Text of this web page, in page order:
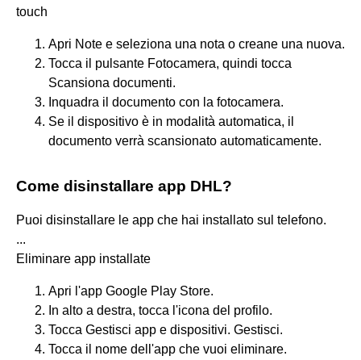
touch
Apri Note e seleziona una nota o creane una nuova.
Tocca il pulsante Fotocamera, quindi tocca
Scansiona documenti.
Inquadra il documento con la fotocamera.
Se il dispositivo è in modalità automatica, il
documento verrà scansionato automaticamente.
Come disinstallare app DHL?
Puoi disinstallare le app che hai installato sul telefono.
...
Eliminare app installate
Apri l'app Google Play Store.
In alto a destra, tocca l'icona del profilo.
Tocca Gestisci app e dispositivi. Gestisci.
Tocca il nome dell'app che vuoi eliminare.